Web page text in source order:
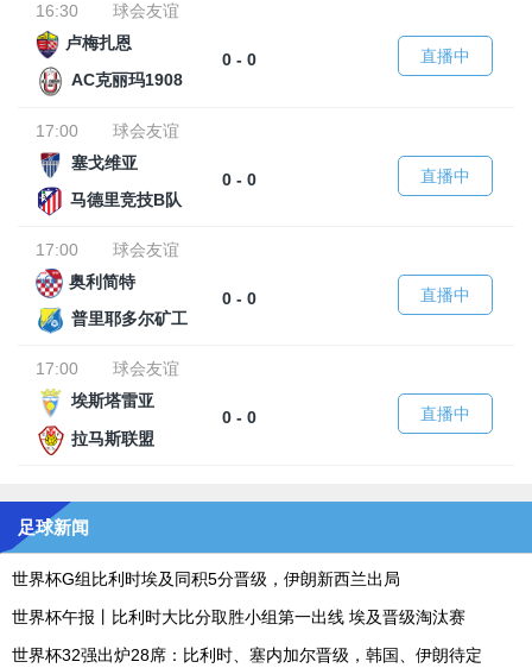
16:30
球会友谊
卢梅扎恩
0 - 0
AC克丽玛1908
直播中
17:00
球会友谊
塞戈维亚
0 - 0
马德里竞技B队
直播中
17:00
球会友谊
奥利简特
0 - 0
普里耶多尔矿工
直播中
17:00
球会友谊
埃斯塔雷亚
0 - 0
拉马斯联盟
直播中
足球新闻
世界杯G组比利时埃及同积5分晋级，伊朗新西兰出局
世界杯午报丨比利时大比分取胜小组第一出线 埃及晋级淘汰赛
世界杯32强出炉28席：比利时、塞内加尔晋级，韩国、伊朗待定